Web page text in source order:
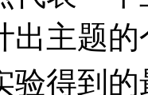
出主题
验得到